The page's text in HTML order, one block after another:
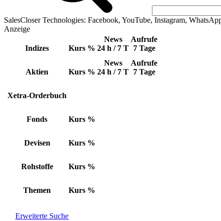
SalesCloser Technologies: Facebook, YouTube, Instagram,
Anzeige
Indizes Kurs %
News
24 h / 7 T
Aufrufe
7 Tage
Aktien Kurs %
News
24 h / 7 T
Aufrufe
7 Tage
Xetra-Orderbuch
Fonds Kurs %
Devisen Kurs %
Rohstoffe Kurs %
Themen Kurs %
Erweiterte Suche